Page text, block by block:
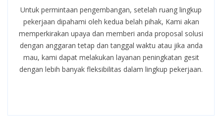
Untuk permintaan pengembangan, setelah ruang lingkup
pekerjaan dipahami oleh kedua belah pihak, Kami akan
memperkirakan upaya dan memberi anda proposal solusi
dengan anggaran tetap dan tanggal waktu atau jika anda
mau, kami dapat melakukan layanan peningkatan gesit
dengan lebih banyak fleksibilitas dalam lingkup pekerjaan.